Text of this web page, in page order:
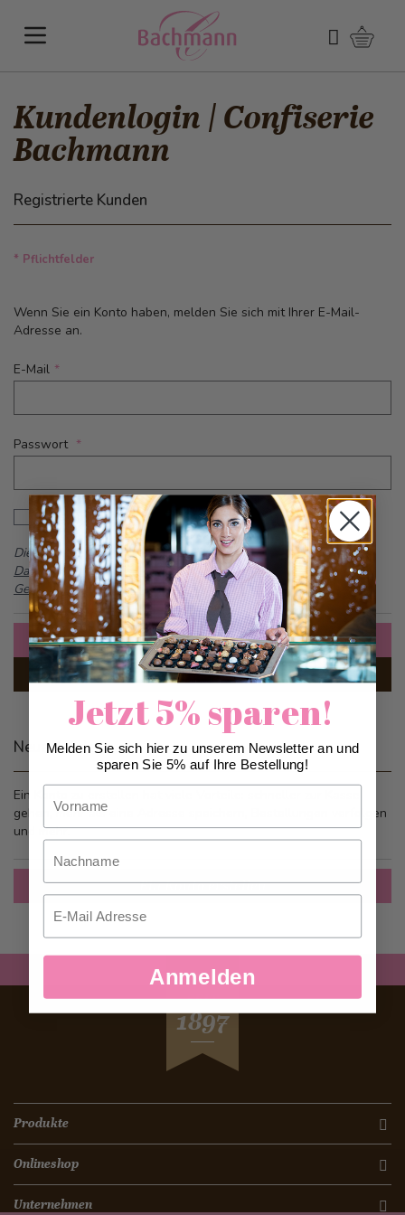
Suchen
Kundenlogin | Confiserie
Bachmann
Registrierte Kunden
* Pflichtfelder
Wenn Sie ein Konto haben, melden Sie sich mit Ihrer E-Mail-
Adresse an.
E-Mail
Passwort
Passwort anzeigen
Dieses Formular ist durch reCAPTCHA geschützt -Google
Datenschutzbestimmungenund
Allgemeine
Geschäftsbedingungen
Anmelden
Passwort vergessen?
Neue Kunden
Ein Konto zu erstellen hat viele Vorteile: schneller zur Kasse
gehen, mehr als eine Adresse speichern, Bestellungen verfolgen
und mehr.
Ein Konto erstellen
SEIT
1897
Produkte
Onlineshop
Unternehmen
Jetzt 5% sparen!
Melden Sie sich hier zu unserem Newsletter an und
sparen Sie 5% auf Ihre Bestellung!
Nachname
Email
Anmelden